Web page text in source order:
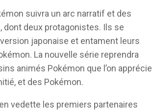
suivra un arc narratif et des
dont deux protagonistes. Ils se
japonaise et entament leurs
La nouvelle série reprendra
animés Pokémon que l’on apprécie
et des Pokémon.
vedette les premiers partenaires